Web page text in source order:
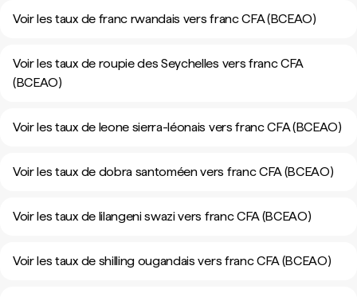
Voir les taux de franc rwandais vers franc CFA (BCEAO)
Voir les taux de roupie des Seychelles vers franc CFA
(BCEAO)
Voir les taux de leone sierra-léonais vers franc CFA (BCEAO)
Voir les taux de dobra santoméen vers franc CFA (BCEAO)
Voir les taux de lilangeni swazi vers franc CFA (BCEAO)
Voir les taux de shilling ougandais vers franc CFA (BCEAO)